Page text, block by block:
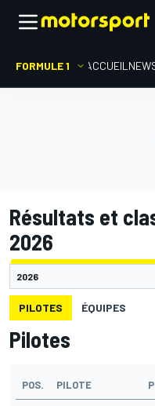
FORMULE 1 ACCUEIL
Résultats et
2026
PILOTES ÉQUIPES
Pilotes
POS. PILOTE